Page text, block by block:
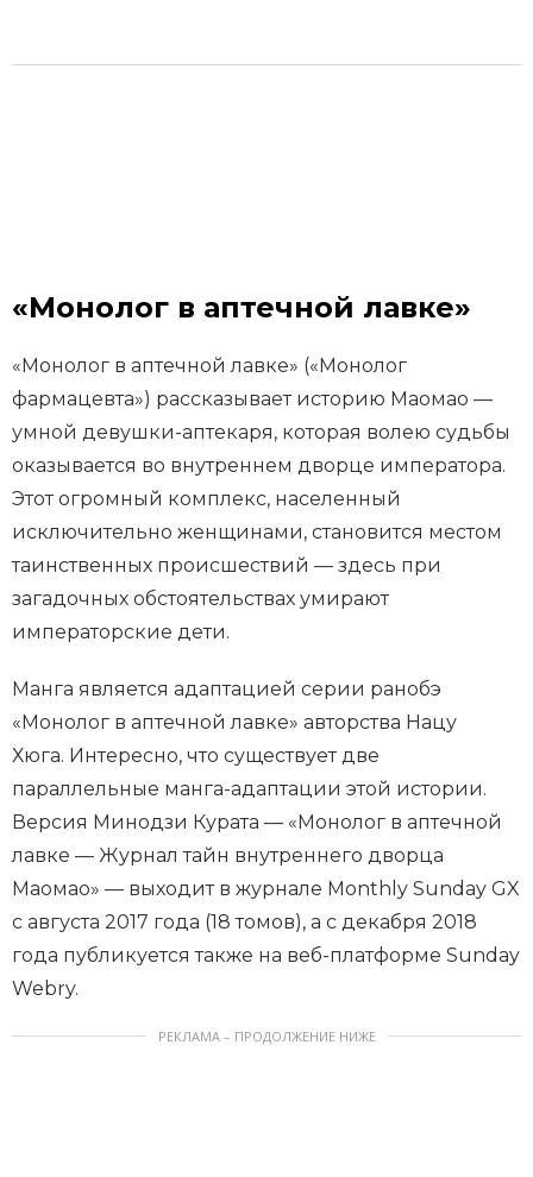
«Монолог в аптечной лавке»
«Монолог в аптечной лавке» («Монолог
фармацевта») рассказывает историю Маомао —
умной девушки-аптекаря, которая волею судьбы
оказывается во внутреннем дворце императора.
Этот огромный комплекс, населенный
исключительно женщинами, становится местом
таинственных происшествий — здесь при
загадочных обстоятельствах умирают
императорские дети.
Манга является адаптацией серии ранобэ
«Монолог в аптечной лавке» авторства Нацу
Хюга. Интересно, что существует две
параллельные манга-адаптации этой истории.
Версия Минодзи Курата — «Монолог в аптечной
лавке — Журнал тайн внутреннего дворца
Маомао» — выходит в журнале Monthly Sunday GX
с августа 2017 года (18 томов), а с декабря 2018
года публикуется также на веб-платформе Sunday
Webry.
РЕКЛАМА – ПРОДОЛЖЕНИЕ НИЖЕ